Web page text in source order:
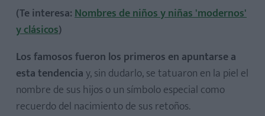
(Te interesa:Nombres de niños y niñas 'modernos'
y clásicos)
Los famosos fueron los primeros en apuntarse a
esta tendenciay, sin dudarlo, se tatuaron en la piel el
nombre de sus hijos o un símbolo especial como
recuerdo del nacimiento de sus retoños.